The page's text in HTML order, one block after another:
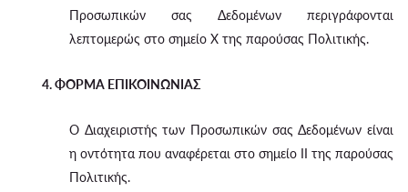
Προσωπικών σας Δεδομένων περιγράφονται
λεπτομερώς στο σημείο X της παρούσας Πολιτικής.
4. ΦΟΡΜΑ ΕΠΙΚΟΙΝΩΝΙΑΣ
Ο Διαχειριστής των Προσωπικών σας Δεδομένων είναι
η οντότητα που αναφέρεται στο σημείο II της παρούσας
Πολιτικής.